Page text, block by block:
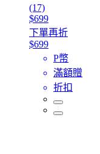
(17)
$699
下單再折
$699
P幣
滿額贈
折扣